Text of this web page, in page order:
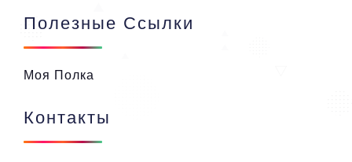
Полезные Ссылки
Моя Полка
Контакты